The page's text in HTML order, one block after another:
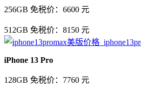
256GB 免税价：6600 元
512GB 免税价：8150 元
iPhone 13 Pro
128GB 免税价：7760 元